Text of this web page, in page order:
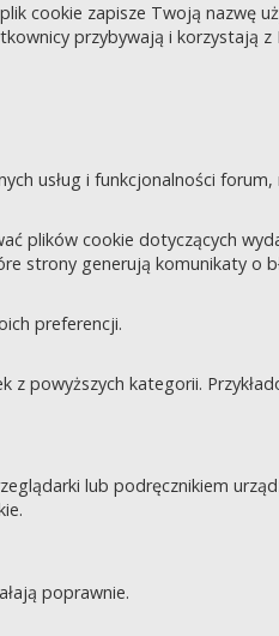
cookie zapisze Twoją nazwę
przybywają i korzystają z
usług i funkcjonalności
plików cookie dotyczących
strony generują komunikaty o
preferencji.
powyższych kategorii.
lub podręcznikiem
poprawnie.